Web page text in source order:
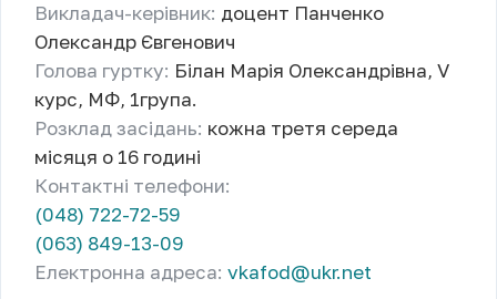
Викладач-керівник: доцент Панченко
Олександр Євгенович
Голова гуртку: Білан Марія Олександрівна, V
курс, МФ, 1група.
Розклад засідань: кожна третя середа
місяця о 16 годині
Контактні телефони:
(048) 722-72-59
(063) 849-13-09
Електронна адреса: vkafod@ukr.net